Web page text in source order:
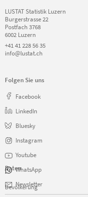
LUSTAT Statistik Luzern
Burgerstrasse 22
Postfach 3768
6002 Luzern
+41 41 228 56 35
info@lustat.ch
Folgen Sie uns
Facebook
LinkedIn
Bluesky
Instagram
Youtube
WhatsApp
Newsletter
Daten
Navigation
überspringen
Bevölkerung